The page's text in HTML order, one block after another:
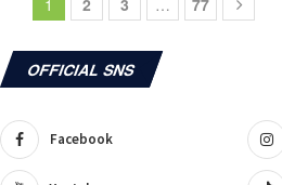
OFFICIAL SNS
Facebook